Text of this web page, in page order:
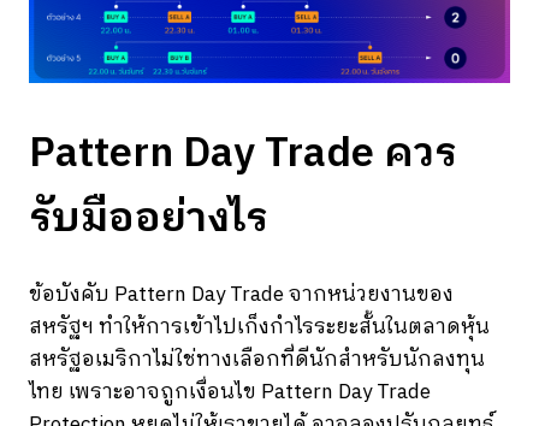
Pattern Day Trade ควร
รับมืออย่างไร
ข้อบังคับ Pattern Day Trade จากหน่วยงานของ
สหรัฐฯ ทำให้การเข้าไปเก็งกำไรระยะสั้นในตลาดหุ้น
สหรัฐอเมริกาไม่ใช่ทางเลือกที่ดีนักสำหรับนักลงทุน
ไทย เพราะอาจถูกเงื่อนไข Pattern Day Trade